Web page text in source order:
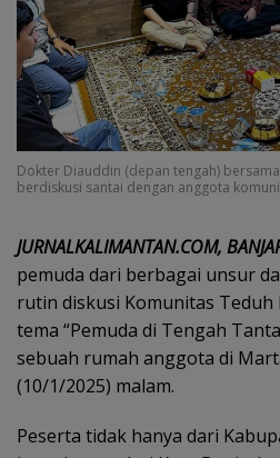
Dokter Diauddin (depan tengah)
berdiskusi santai dengan anggota
JURNALKALIMANTAN.COM,
pemuda dari berbagai unsur
rutin diskusi Komunitas
tema “Pemuda di Tengah
sebuah rumah anggota di
(10/1/2025) malam.
Peserta tidak hanya dari